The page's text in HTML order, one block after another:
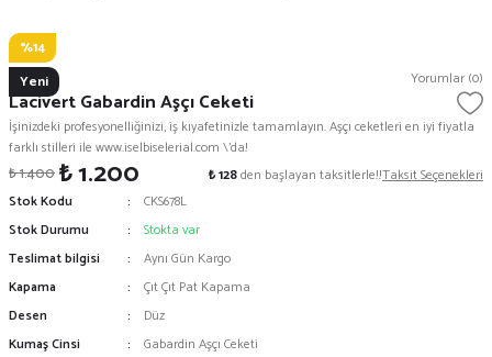
%14
Yeni
Vezera Yorumlar (0)
Lacivert Gabardin Aşçı Ceketi
İşinizdeki profesyonelliğinizi, iş kıyafetinizle tamamlayın. Aşçı ceketleri en iyi fiyatla
farklı stilleri ile www.iselbiselerial.com \'da!
₺ 1.400₺ 1.200 ₺ 128den başlayan taksitlerle!!Taksit Seçenekleri
Stok Kodu
CKS678L
Stok Durumu
Stokta var
Teslimat bilgisi
Aynı Gün Kargo
Kapama
Çıt Çıt Pat Kapama
Desen
Düz
Kumaş Cinsi
Gabardin Aşçı Ceketi